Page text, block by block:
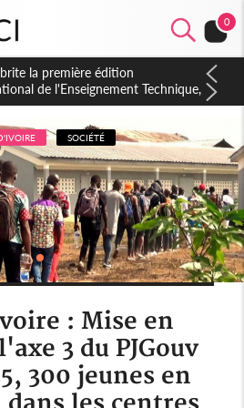
0
délègue une partie de ses
05 cadres, vers sa retraite
SOCIÉTÉ
: Mise en
3 du PJGouv
300 jeunes en